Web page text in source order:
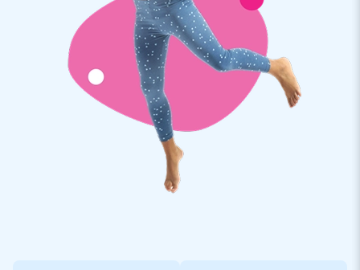
tent zijn twee plastic hoezen met bevestigingspunten en
aansluitingen voor bijvoorbeeld verlichting en discoballen.
Bovendien is er een aparte ruimte voor een muziekbox
(40x40x60 cm).
Deze Disco inflatable wordt geleverd
inclusief
Gemaakt van hoogwaardig en sterk PVC, waardoor de
inflatable duurzaam en gemakkelijk schoon te houden is. Het
springkasteel is verstevigd op meerdere punten en